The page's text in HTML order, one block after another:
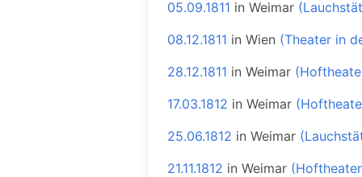
05.09.1811 inWeimar
08.12.1811 inWien (Theater in
28.12.1811 inWeimar
17.03.1812 inWeimar
25.06.1812 inWeimar
21.11.1812 inWeimar